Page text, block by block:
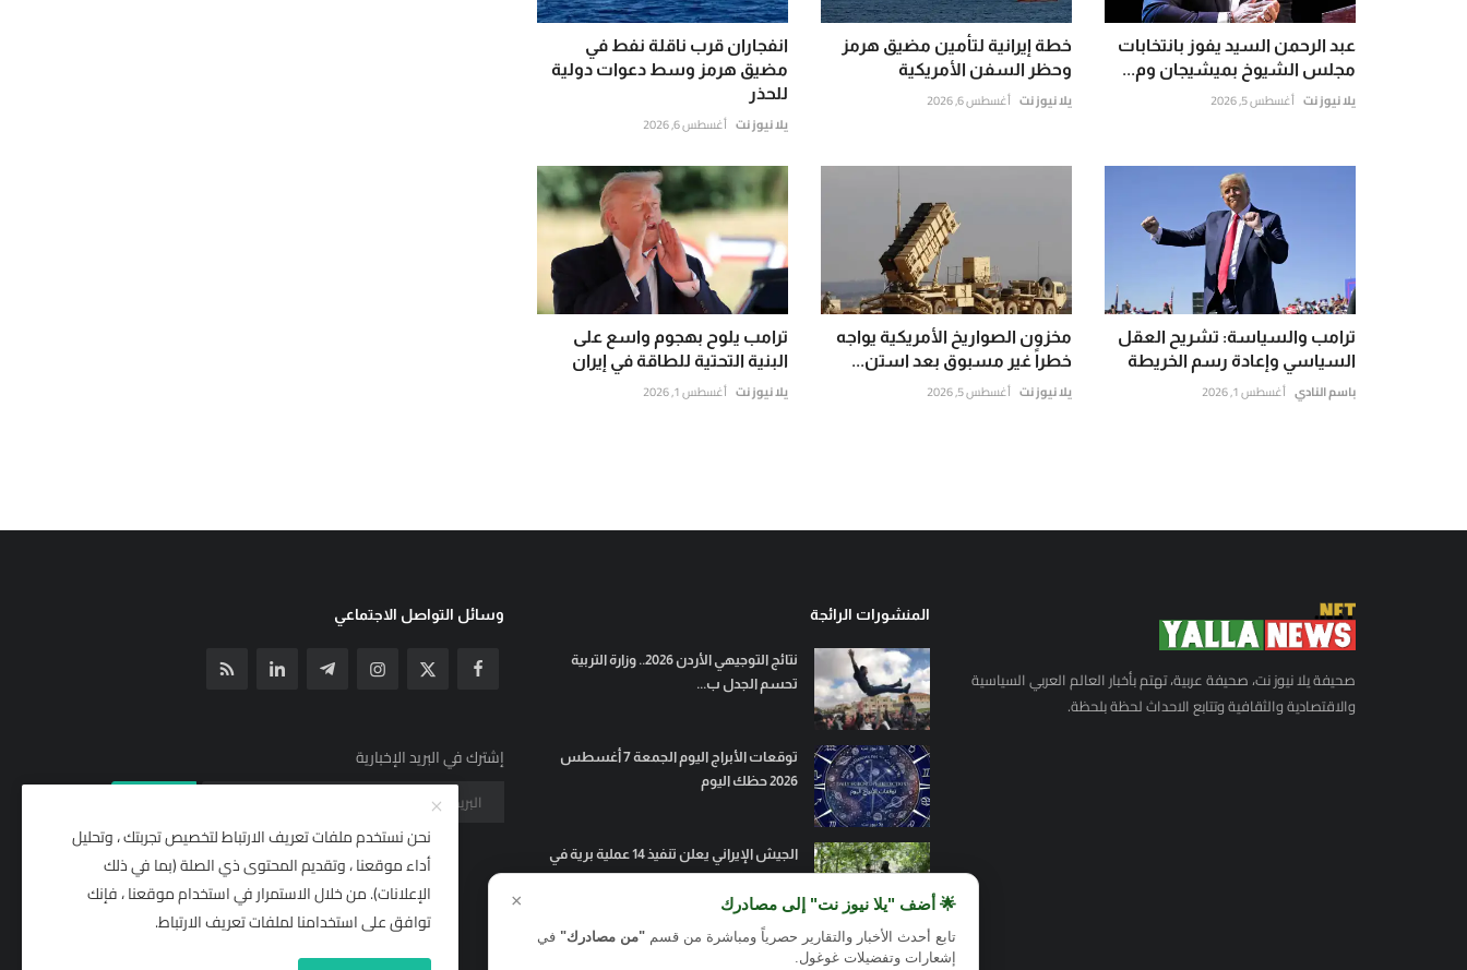
عبد الرحمن السيد يفوز بانتخابات
مجلس الشيوخ بميشيجان وم...
يلا نيوز نت أغسطس 5, 2026
خطة إيرانية لتأمين مضيق هرمز
وحظر السفن الأمريكية
يلا نيوز نت أغسطس 6, 2026
انفجاران قرب ناقلة نفط في
مضيق هرمز وسط دعوات دولية
للحذر
يلا نيوز نت أغسطس 6, 2026
ترامب والسياسة: تشريح العقل
السياسي وإعادة رسم الخريطة
باسم النادي أغسطس 1, 2026
مخزون الصواريخ الأمريكية يواجه
خطراً غير مسبوق بعد استن...
يلا نيوز نت أغسطس 5, 2026
ترامب يلوح بهجوم واسع على
البنية التحتية للطاقة في إيران
يلا نيوز نت أغسطس 1, 2026
صحيفة يلا نيوز نت، صحيفة عربية، تهتم بأخبار العالم العربي السياسية
والاقتصادية والثقافية وتتابع الاحداث لحظة بلحظة.
المنشورات الرائجة
نتائج التوجيهي الأردن 2026.. وزارة التربية
تحسم الجدل ب...
توقعات الأبراج اليوم الجمعة 7 أغسطس
2026 حظك اليوم
الجيش الإيراني يعلن تنفيذ 14 عملية برية في
السليمانية و...
وسائل التواصل الاجتماعي
إشترك في البريد الإخبارية
نحن نستخدم ملفات تعريف الارتباط لتخصيص تجربتك ، وتحليل
أداء موقعنا ، وتقديم المحتوى ذي الصلة (بما في ذلك
الإعلانات). من خلال الاستمرار في استخدام موقعنا ، فإنك
توافق على استخدامنا لملفات تعريف الارتباط.
🌟 أضف "يلا نيوز نت" إلى مصادرك ×
تابع أحدث الأخبار والتقارير حصرياً ومباشرة من قسم "من مصادرك" في
إشعارات وتفضيلات غوغول.